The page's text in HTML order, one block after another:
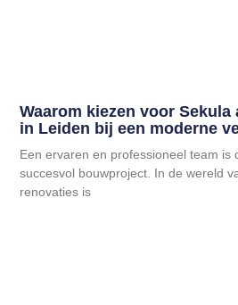
Waarom kiezen voor
in Leiden bij een moderne
Een ervaren en professioneel team is
succesvol bouwproject. In de wereld
renovaties is